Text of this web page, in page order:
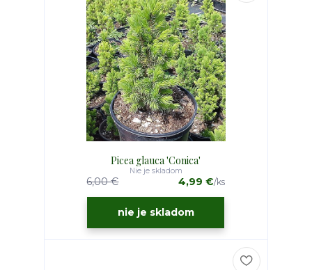
Picea glauca 'Conica'
6,00 € 4,99 €/ks
Nie je skladom
nie je skladom